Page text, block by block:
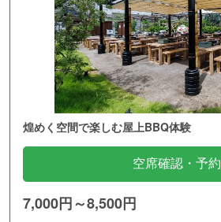
煌めく空間で楽しむ屋上BBQ体験
空席確認・予約
7,000円～8,500円